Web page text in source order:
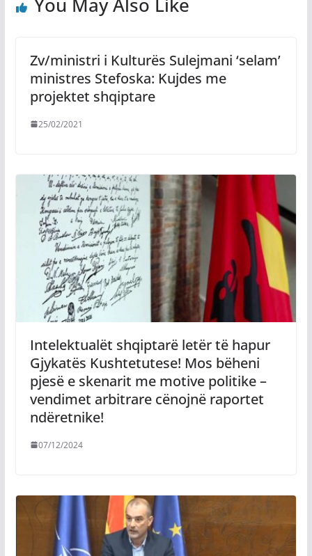
Zv/ministri i Kulturës Sulejmani ‘selam’
ministres Stefoska: Kujdes me
projektet shqiptare
25/02/2021
Intelektualët shqiptarë letër të hapur
Gjykatës Kushtetutese! Mos bëheni
pjesë e skenarit me motive politike –
vendimet arbitrare cënojnë raportet
ndëretnike!
07/12/2024